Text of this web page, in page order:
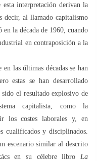
interpretación derivan la
decir, al llamado capitalismo
la década de 1960, cuando
en contraposición a la
las últimas décadas se han
estas se han desarrollado
el resultado explosivo de
capitalista, como la
los costes laborales y, en
cualificados y disciplinados.
escenario similar al descrito
en su célebre libro La